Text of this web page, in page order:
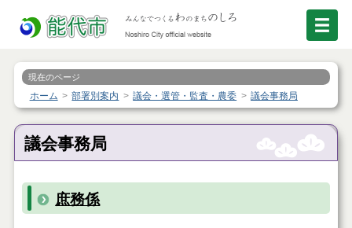
現在のページ
ホーム 部署別案内 議会・選管・監査・農委 議会事務局
議会事務局
庶務係